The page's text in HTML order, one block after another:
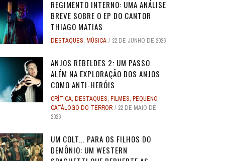
REGIMENTO INTERNO: UMA ANÁLISE
BREVE SOBRE O EP DO CANTOR
THIAGO MATIAS
DESTAQUES, MÚSICA 22 DE JUNHO DE 2026
ANJOS REBELDES 2: UM PASSO
ALÉM NA EXPLORAÇÃO DOS ANJOS
COMO ANTI-HERÓIS
CRÍTICA, DESTAQUES, FILMES, PEQUENO
CATÁLOGO DO TERROR
22 DE MAIO DE
2026
UM COLT... PARA OS FILHOS DO
DEMÔNIO: UM WESTERN